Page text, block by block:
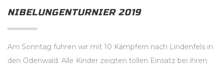
NIBELUNGENTURNIER 2019
Am Sonntag fuhren wir mit 10 Kämpfern nach Lindenfels in
den Odenwald. Alle Kinder zeigten tollen Einsatz bei ihren